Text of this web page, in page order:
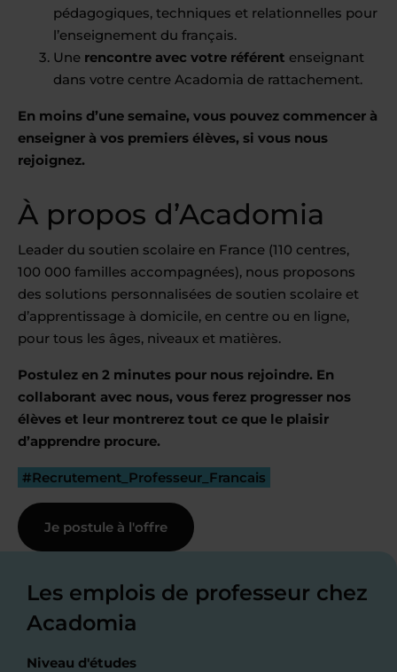
pédagogiques, techniques et relationnelles pour
l’enseignement du français.
Une rencontre avec votre référent enseignant
dans votre centre Acadomia de rattachement.
En moins d’une semaine, vous pouvez commencer à
enseigner à vos premiers élèves, si vous nous
rejoignez.
À propos d’Acadomia
Leader du soutien scolaire en France (110 centres,
100 000 familles accompagnées), nous proposons
des solutions personnalisées de soutien scolaire et
d’apprentissage à domicile, en centre ou en ligne,
pour tous les âges, niveaux et matières.
Postulez en 2 minutes pour nous rejoindre. En
collaborant avec nous, vous ferez progresser nos
élèves et leur montrerez tout ce que le plaisir
d’apprendre procure.
#Recrutement_Professeur_Francais
Je postule à l'offre
Les emplois de professeur chez
Acadomia
Niveau d'études